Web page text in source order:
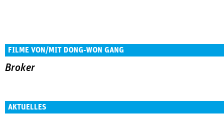
FILME VON/MIT DONG-WON GANG
Broker
AKTUELLES